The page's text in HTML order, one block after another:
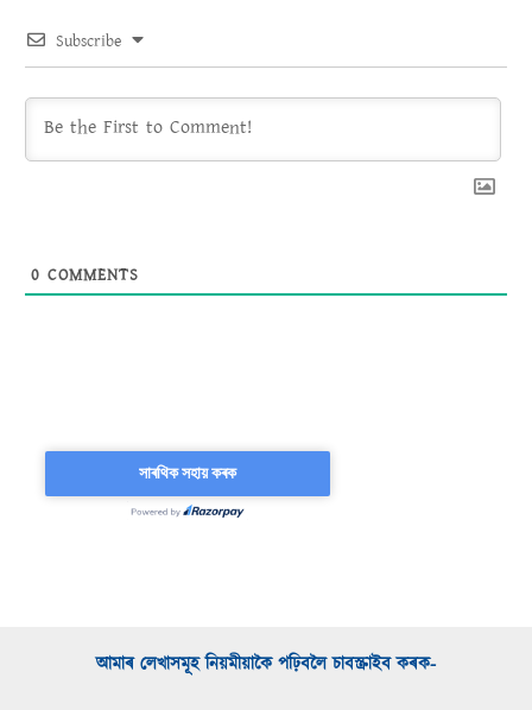
Subscribe
0 COMMENTS
আমাৰ লেখাসমূহ নিয়মীয়াকৈ পঢ়িবলৈ চাবস্ক্ৰাইব কৰক-​